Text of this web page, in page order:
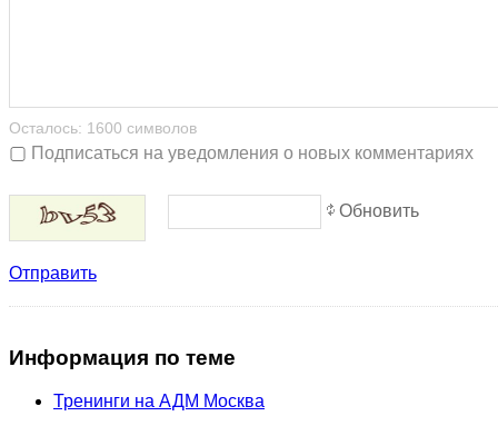
Осталось: 1600 символов
Подписаться на уведомления о новых комментариях
Обновить
Отправить
Информация по теме
Тренинги на АДМ Москва